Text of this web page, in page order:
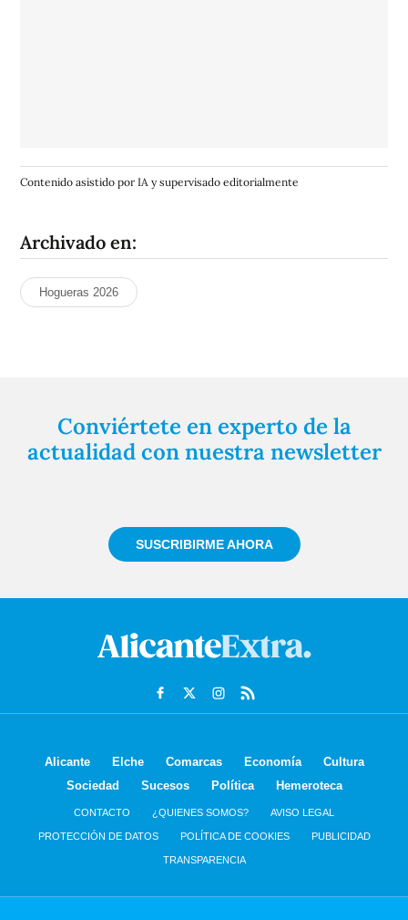
Contenido asistido por IA y supervisado editorialmente
Archivado en:
Hogueras 2026
Conviértete en experto de la
actualidad con nuestra newsletter
SUSCRIBIRME AHORA
Alicante Elche Comarcas Economía
Cultura
Sociedad
Sucesos Política Hemeroteca
CONTACTO ¿QUIENES SOMOS? AVISO LEGAL
PROTECCIÓN DE DATOS POLÍTICA DE COOKIES PUBLICIDAD
TRANSPARENCIA